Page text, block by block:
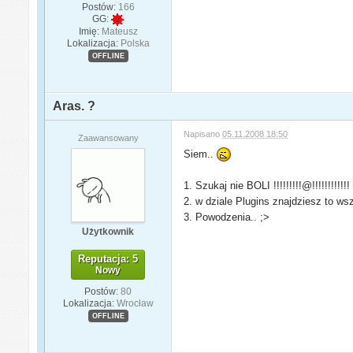
Postów: 166
GG:
Imię: Mateusz
Lokalizacja: Polska
OFFLINE
Aras. ?
Zaawansowany
Użytkownik
Reputacja: 5
Nowy
Postów: 80
Lokalizacja: Wrocław
OFFLINE
Napisano05.11.2008 18:50
Siem..
1. Szukaj nie BOLI !!!!!!!!!@!!!!!!!!!!!!
2. w dziale Plugins znajdziesz to
3. Powodzenia.. ;>